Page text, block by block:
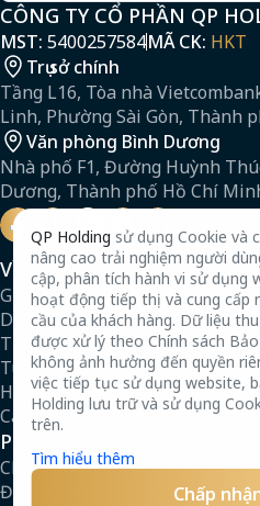
CÔNG TY CỔ PHẦN QP
MST: 5400257584MÃ CK: HKT
Trụ sở chính
Tầng L16, Tòa nhà
Linh, Phường Sài Gòn, Thành
Văn phòng Bình Dương
Nhà phố F1, Đường Huỳnh
Dương, Thành phố Hồ Chí
Về chúng tôi
Giới thiệu
Dự án
Tin tức
Tuyển dụng
Hồ sơ năng lực
Câu hỏi thường gặp
Pháp lý & quy định
Chính sách bảo mật
Điều khoản
QP Holding sử dụng Cookie và
nâng cao trải nghiệm người
cập, phân tích hành vi sử dụng
hoạt động tiếp thị và cung cấp
cầu của khách hàng. Dữ liệu
được xử lý theo Chính sách
không ảnh hưởng đến quyền
việc tiếp tục sử dụng website,
Holding lưu trữ và sử dụng
trên.
Tìm hiểu thêm
Chấp